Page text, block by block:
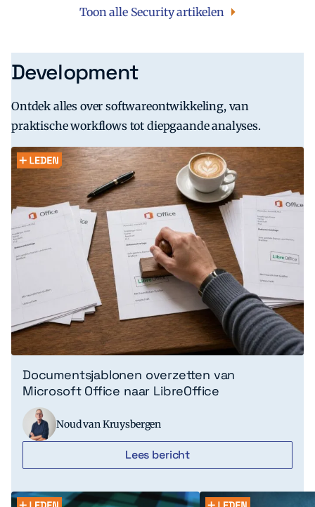
Toon alle Security artikelen
Development
Ontdek alles over softwareontwikkeling, van
praktische workflows tot diepgaande analyses.
Documentsjablonen overzetten van
Microsoft Office naar LibreOffice
Noud van Kruysbergen
Lees bericht